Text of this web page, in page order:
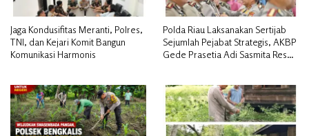
Jaga Kondusifitas Meranti, Polres,
TNI, dan Kejari Komit Bangun
Komunikasi Harmonis
Polda Riau Laksanakan Sertijab
Sejumlah Pejabat Strategis, AKBP
Gede Prasetia Adi Sasmita Resmi